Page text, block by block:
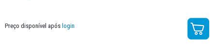
Preço disponível após login